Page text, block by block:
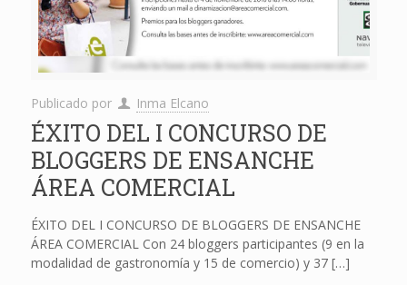
Publicado por Inma Elcano
ÉXITO DEL I CONCURSO DE
BLOGGERS DE ENSANCHE
ÁREA COMERCIAL
ÉXITO DEL I CONCURSO DE BLOGGERS DE ENSANCHE
ÁREA COMERCIAL Con 24 bloggers participantes (9 en la
modalidad de gastronomía y 15 de comercio) y 37[…]